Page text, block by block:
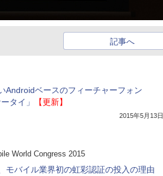
記事へ
Androidベースのフィーチャーフォン
タイ」
【更新】
2015年5月13日
World Congress 2015
モバイル業界初の虹彩認証の投入の理由